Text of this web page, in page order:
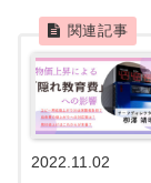
2022.11.02